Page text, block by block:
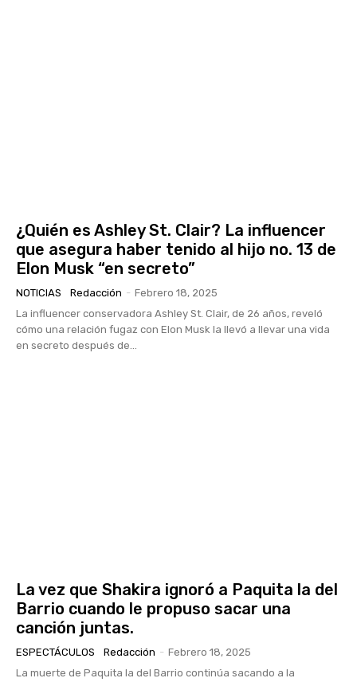
¿Quién es Ashley St. Clair? La influencer
que asegura haber tenido al hijo no. 13 de
Elon Musk “en secreto”
NOTICIAS Redacción - Febrero 18, 2025
La influencer conservadora Ashley St. Clair, de 26 años, reveló
cómo una relación fugaz con Elon Musk la llevó a llevar una vida
en secreto después de...
La vez que Shakira ignoró a Paquita la del
Barrio cuando le propuso sacar una
canción juntas.
ESPECTÁCULOS Redacción - Febrero 18, 2025
La muerte de Paquita la del Barrio continúa sacando a la